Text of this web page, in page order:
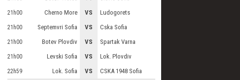
21h00 Cherno More VS Ludogorets
21h00 Septemvri Sofia VS Cska Sofia
21h00 Botev Plovdiv VS Spartak Varna
21h00 Levski Sofia VS Lok. Plovdiv
22h59 Lok. Sofia VS CSKA 1948 Sofia